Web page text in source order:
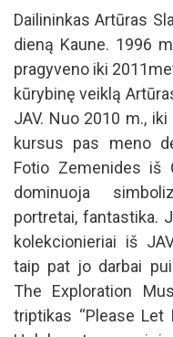
Fotio Zemenides iš
dominuoja
portretai, fantastika.
kolekcionieriai iš
taip pat jo darbai
The Exploration
triptikas “Please Let
Holokausto
valstija, JAV, ir tais
Skokie miesto
paveikslas “Satyr”
ekspoziciją.
personalinių